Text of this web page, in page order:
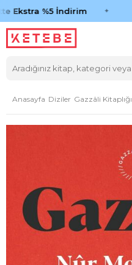
Ekstra %5 İndirim
Anasayfa Diziler Gazzâli Kitaplığı